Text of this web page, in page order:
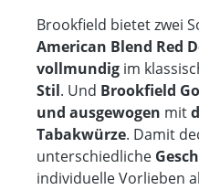
Brookfield bietet zwei
American Blend Red
vollmundig im
Stil. Und Brookfield
und ausgewogen mit
Tabakwürze. Damit
unterschiedliche
individuelle Vorlieben